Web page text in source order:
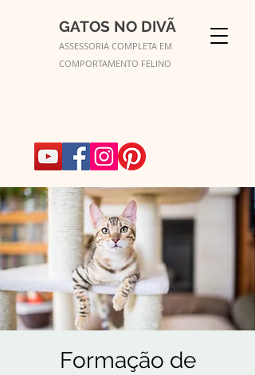
GATOS NO DIVÃ
ASSESSORIA COMPLETA EM
COMPORTAMENTO FELINO
Formação de